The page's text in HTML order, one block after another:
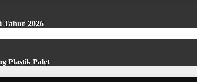
Tahun 2026
Plastik Palet